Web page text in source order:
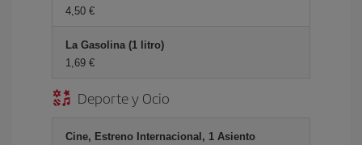
4,50 €
La Gasolina (1 litro)
1,69 €
Deporte y Ocio
Cine, Estreno Internacional, 1 Asiento